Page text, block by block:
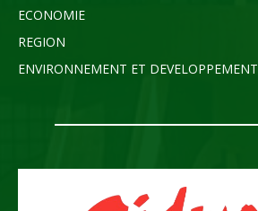
ECONOMIE
REGION
ENVIRONNEMENT ET DEVELOPPEMENT